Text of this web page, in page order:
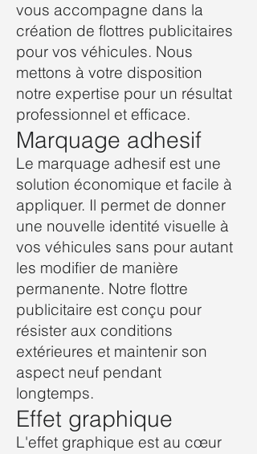
vous accompagne dans la
création de flottres publicitaires
pour vos véhicules. Nous
mettons à votre disposition
notre expertise pour un résultat
professionnel et efficace.
Marquage adhesif
Le marquage adhesif est une
solution économique et facile à
appliquer. Il permet de donner
une nouvelle identité visuelle à
vos véhicules sans pour autant
les modifier de manière
permanente. Notre flottre
publicitaire est conçu pour
résister aux conditions
extérieures et maintenir son
aspect neuf pendant
longtemps.
Effet graphique
L'effet graphique est au cœur